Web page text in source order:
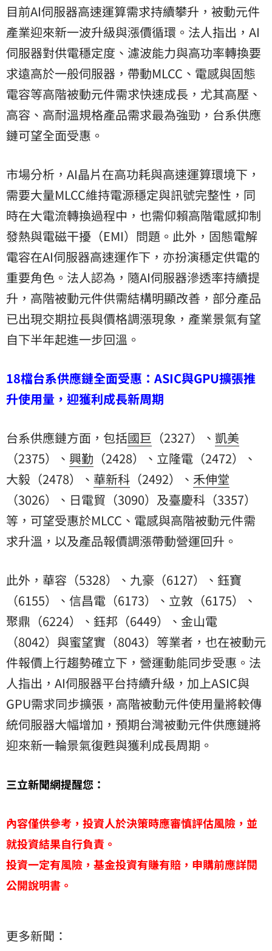
目前AI伺服器高速運算需求持續攀升，被動元件
產業迎來新一波升級與漲價循環。法人指出，AI
伺服器對供電穩定度、濾波能力與高功率轉換要
求遠高於一般伺服器，帶動MLCC、電感與固態
電容等高階被動元件需求快速成長，尤其高壓、
高容、高耐溫規格產品需求最為強勁，台系供應
鏈可望全面受惠。
市場分析，AI晶片在高功耗與高速運算環境下，
需要大量MLCC維持電源穩定與訊號完整性，同
時在大電流轉換過程中，也需仰賴高階電感抑制
發熱與電磁干擾（EMI）問題。此外，固態電解
電容在AI伺服器高速運作下，亦扮演穩定供電的
重要角色。法人認為，隨AI伺服器滲透率持續提
升，高階被動元件供需結構明顯改善，部分產品
已出現交期拉長與價格調漲現象，產業景氣有望
自下半年起進一步回溫。
18檔台系供應鏈全面受惠：ASIC與GPU擴張推
升使用量，迎獲利成長新周期
台系供應鏈方面，包括國巨 （2327）、 凱美
（2375）、 興勤 （2428）、立隆電（2472）、
大毅 （2478）、 華新科 （2492）、 禾伸堂
（3026）、日電貿（3090）及臺慶科（3357）
等，可望受惠於MLCC、電感與高階被動元件需
求升溫，以及產品報價調漲帶動營運回升。
此外，華容（5328）、九豪（6127）、鈺寶
（6155）、信昌電（6173）、立敦（6175）、
聚鼎（6224）、鈺邦（6449）、金山電
（8042）與蜜望實（8043）等業者，也在被動元
件報價上行趨勢確立下，營運動能同步受惠。法
人指出，AI伺服器平台持續升級，加上ASIC與
GPU需求同步擴張，高階被動元件使用量將較傳
統伺服器大幅增加，預期台灣被動元件供應鏈將
迎來新一輪景氣復甦與獲利成長周期。
三立新聞網提醒您：
內容僅供參考，投資人於決策時應審慎評估風險，並
就投資結果自行負責。
投資一定有風險，基金投資有賺有賠，申購前應詳閱
公開說明書。
更多新聞：